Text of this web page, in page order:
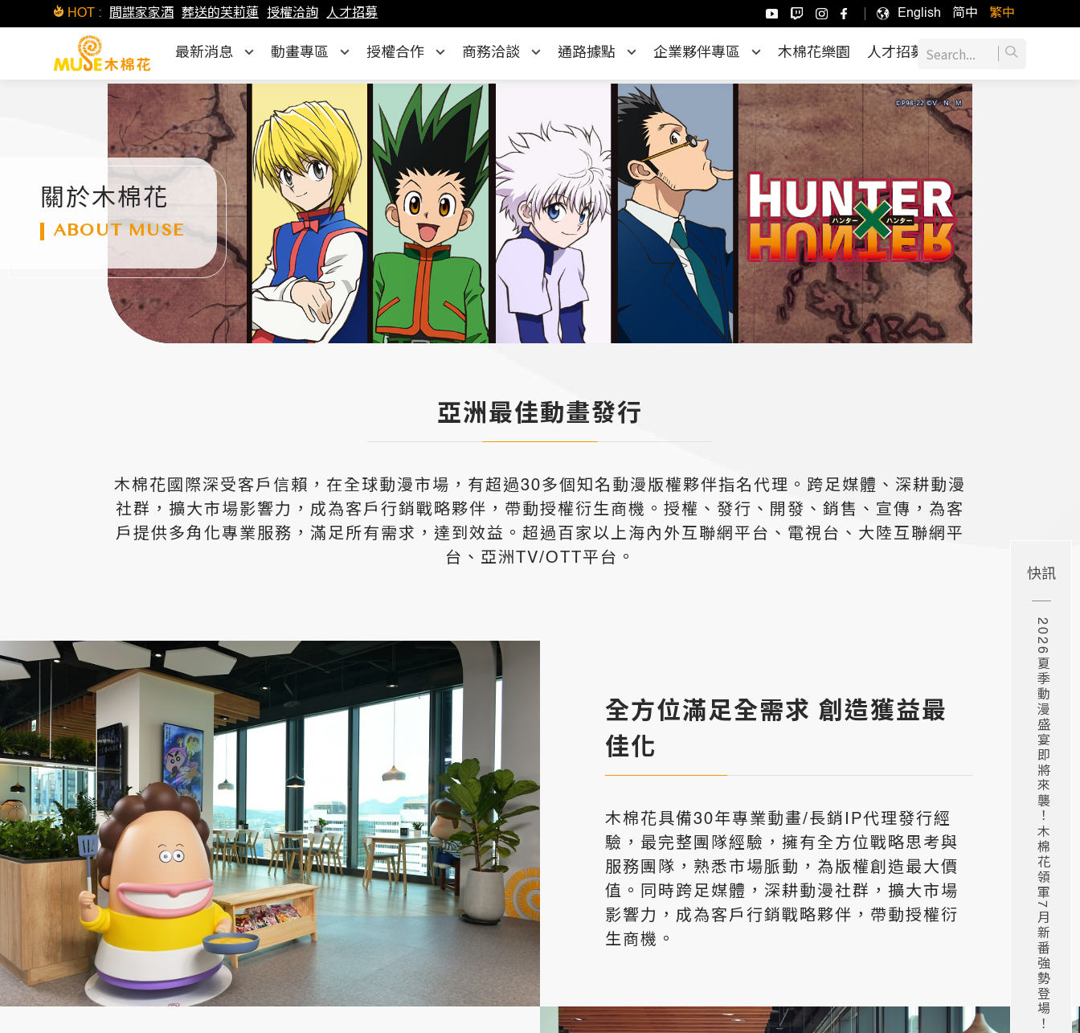
HOT : 間諜家家酒 葬送的芙莉蓮 授權洽詢 人才招募 English 简中 繁中
最新消息 動畫專區 授權合作 商務洽談 通路據點 企業夥伴專區 木棉花樂園 人才招募
關於木棉花
ABOUT MUSE
亞洲最佳動畫發行
木棉花國際深受客戶信賴，在全球動漫市場，有超過30多個知名動漫版權夥伴指名代理。跨足媒體、深耕動漫
社群，擴大市場影響力，成為客戶行銷戰略夥伴，帶動授權衍生商機。授權、發行、開發、銷售、宣傳，為客
戶提供多角化專業服務，滿足所有需求，達到效益。超過百家以上海內外互聯網平台、電視台、大陸互聯網平
台、亞洲TV/OTT平台。
全方位滿足全需求 創造獲益最
佳化
木棉花具備30年專業動畫/長銷IP代理發行經
驗，最完整團隊經驗，擁有全方位戰略思考與
服務團隊，熟悉市場脈動，為版權創造最大價
值。同時跨足媒體，深耕動漫社群，擴大市場
影響力，成為客戶行銷戰略夥伴，帶動授權衍
生商機。
快訊
2026夏季動漫盛宴即將來襲！木棉花領軍7月新番強勢登場！